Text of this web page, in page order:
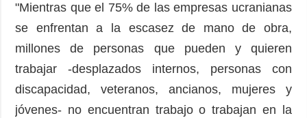
"Mientras que el 75% de las empresas ucranianas
se enfrentan a la escasez de mano de obra,
millones de personas que pueden y quieren
trabajar -desplazados internos, personas con
discapacidad, veteranos, ancianos, mujeres y
jóvenes- no encuentran trabajo o trabajan en la